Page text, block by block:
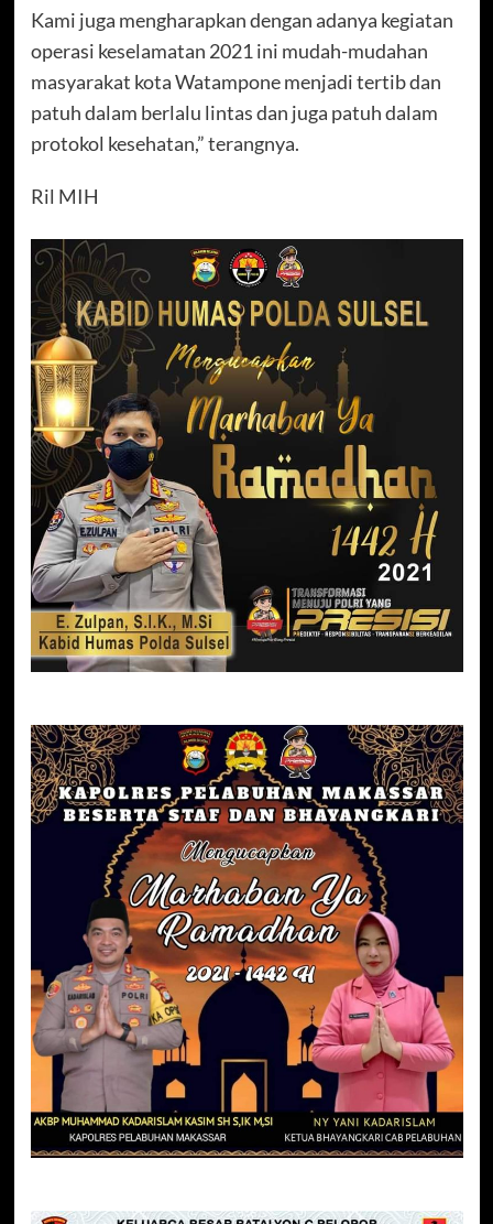
Kami juga mengharapkan dengan adanya kegiatan
operasi keselamatan 2021 ini mudah-mudahan
masyarakat kota Watampone menjadi tertib dan
patuh dalam berlalu lintas dan juga patuh dalam
protokol kesehatan,” terangnya.
Ril MIH